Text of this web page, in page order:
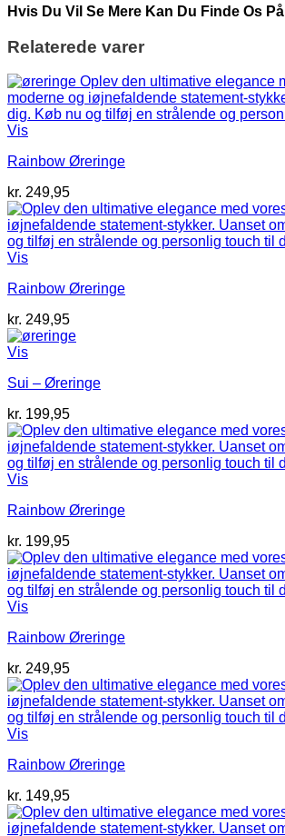
Hvis Du Vil Se Mere Kan Du Finde Os På
Relaterede varer
Vis
Rainbow Øreringe
kr. 249,95
Vis
Rainbow Øreringe
kr. 249,95
Vis
Sui – Øreringe
kr. 199,95
Vis
Rainbow Øreringe
kr. 199,95
Vis
Rainbow Øreringe
kr. 249,95
Vis
Rainbow Øreringe
kr. 149,95